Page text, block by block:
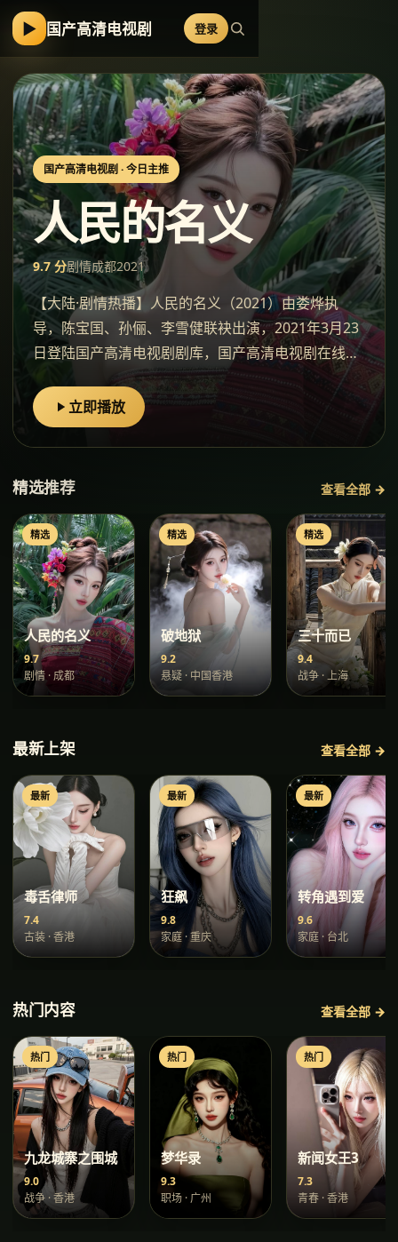
▶ 国产高清电视剧 登录
国产高清电视剧 · 今日主推
人民的名义
9.7 分剧情成都2021
【大陆·剧情热播】人民的名义（2021）由娄烨执
导，陈宝国、孙俪、李雪健联袂出演，2021年3月23
日登陆国产高清电视剧剧库，国产高清电视剧在线观
看。
立即播放
精选推荐 查看全部 →
精选
人民的名义
9.7
剧情 ·成都
精选
破地狱
9.2
悬疑 · 中国香港
精选
三十而已
9.4
战争 ·上海
最新上架 查看全部 →
最新
毒舌律师
7.4
古装 ·香港
最新
狂飙
9.8
家庭 ·重庆
最新
转角遇到爱
9.6
家庭 · 台北
热门内容 查看全部 →
热门
九龙城寨之围城
9.0
战争 ·香港
热门
梦华录
9.3
职场 · 广州
热门
新闻女王3
7.3
青春 ·香港